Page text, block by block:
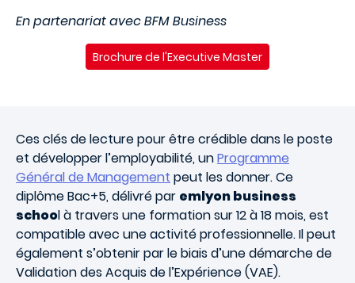
En partenariat avec BFM Business
Brochure de l'Executive Master
Ces clés de lecture pour être crédible dans le poste
et développer l’employabilité, unProgramme
Général de Management peut les donner. Ce
diplôme Bac+5, délivré par emlyon business
school à travers une formation sur 12 à 18 mois, est
compatible avec une activité professionnelle. Il peut
également s’obtenir par le biais d’une démarche de
Validation des Acquis de l’Expérience (VAE).